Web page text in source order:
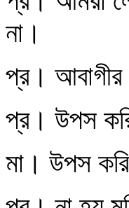
না।
প্র। আবাগীর
প্র। উপস
মা। উপস